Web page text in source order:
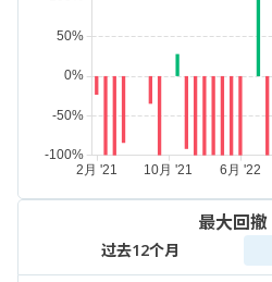
最大回撤
过去12个月